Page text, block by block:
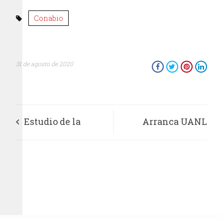
Conabio
31 de agosto de 2020
Estudio de la Arranca UANL